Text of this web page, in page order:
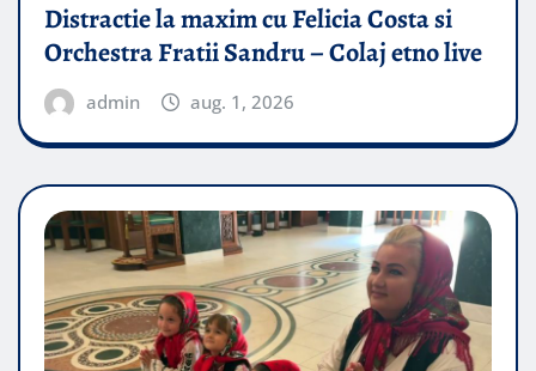
Distractie la maxim cu Felicia Costa si
Orchestra Fratii Sandru – Colaj etno live
admin aug. 1, 2026